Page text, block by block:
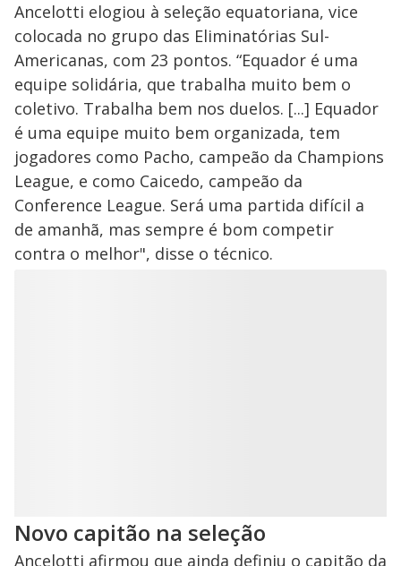
Ancelotti elogiou à seleção equatoriana, vice
colocada no grupo das Eliminatórias Sul-
Americanas, com 23 pontos. “Equador é uma
equipe solidária, que trabalha muito bem o
coletivo. Trabalha bem nos duelos. [...] Equador
é uma equipe muito bem organizada, tem
jogadores como Pacho, campeão da Champions
League, e como Caicedo, campeão da
Conference League. Será uma partida difícil a
de amanhã, mas sempre é bom competir
contra o melhor", disse o técnico.
Novo capitão na seleção
Ancelotti afirmou que ainda definiu o capitão da